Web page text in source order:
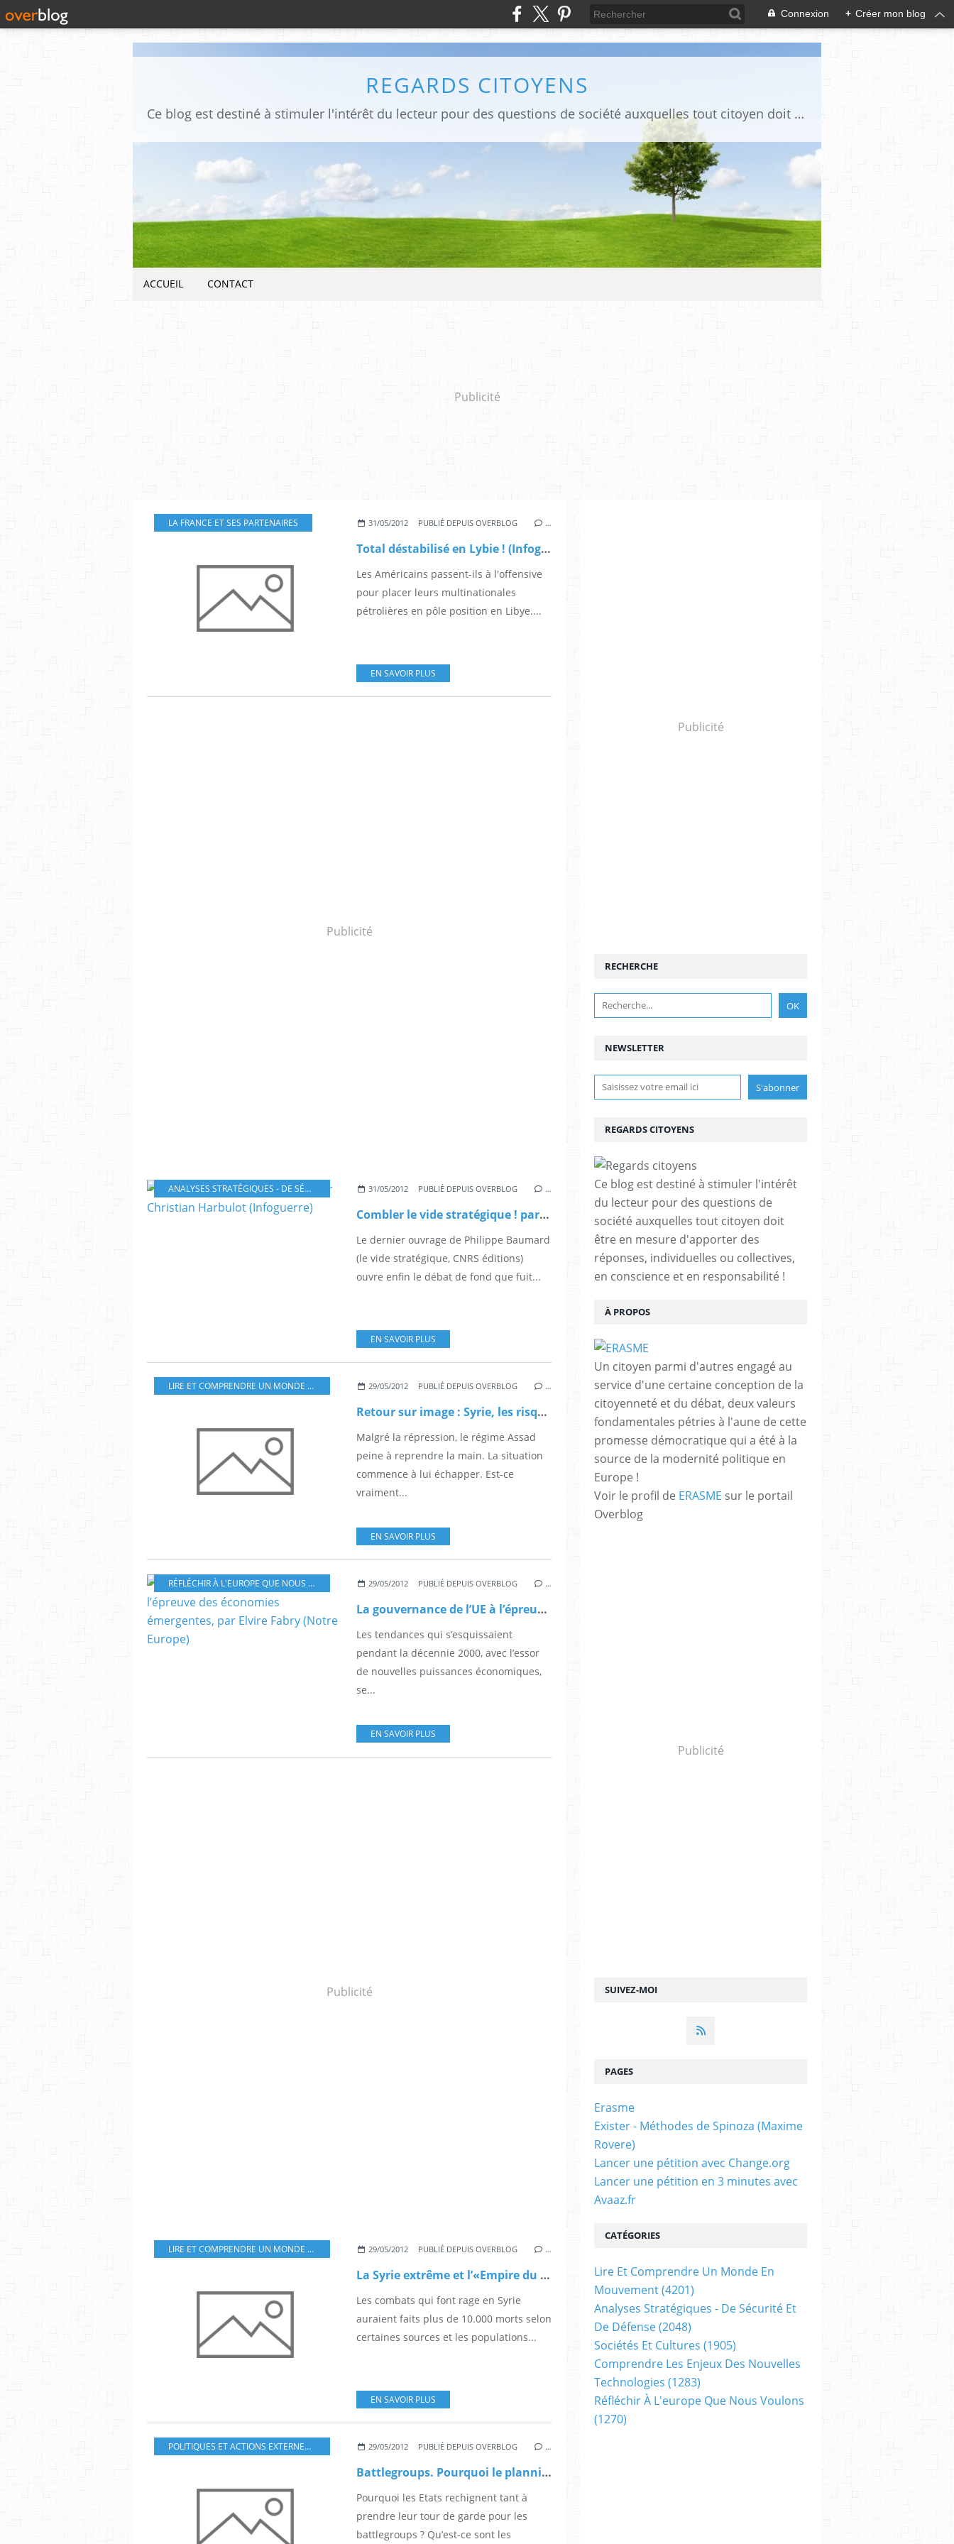
Connexion + Créer mon blog
REGARDS CITOYENS
Ce blog est destiné à stimuler l'intérêt du lecteur pour des questions de société auxquelles tout citoyen doit être en mesure d'apporter des réponses, individuelles ou collectives, en conscience et en responsabilité !
ACCUEIL CONTACT
Publicité
LA FRANCE ET SES PARTENAIRES 31/05/2012 PUBLIÉ DEPUIS OVERBLOG …
Total déstabilisé en Lybie ! (Infoguerre)
Les Américains passent-ils à l'offensive
pour placer leurs multinationales
pétrolières en pôle position en Libye....
EN SAVOIR PLUS
Publicité
ANALYSES STRATÉGIQUES - DE SÉCURITÉ ET DE DÉFENSE 31/05/2012 PUBLIÉ DEPUIS OVERBLOG …
Combler le vide stratégique ! par Christian Harbulot (Infoguerre)
Le dernier ouvrage de Philippe Baumard
(le vide stratégique, CNRS éditions)
ouvre enfin le débat de fond que fuit...
EN SAVOIR PLUS
LIRE ET COMPRENDRE UN MONDE EN MOUVEMENT 29/05/2012 PUBLIÉ DEPUIS OVERBLOG …
Retour sur image : Syrie, les risques de la crise par Frédéric Pons (Valeurs Actuelles)
Malgré la répression, le régime Assad
peine à reprendre la main. La situation
commence à lui échapper. Est-ce
vraiment...
EN SAVOIR PLUS
RÉFLÉCHIR À L'EUROPE QUE NOUS VOULONS 29/05/2012 PUBLIÉ DEPUIS OVERBLOG …
La gouvernance de l’UE à l’épreuve des économies émergentes, par Elvire Fabry (Notre Europe)
Les tendances qui s’esquissaient
pendant la décennie 2000, avec l’essor
de nouvelles puissances économiques,
se...
EN SAVOIR PLUS
Publicité
LIRE ET COMPRENDRE UN MONDE EN MOUVEMENT 29/05/2012 PUBLIÉ DEPUIS OVERBLOG …
La Syrie extrême et l’«Empire du Milieu», par Jérôme Larcher (Grotius International)
Les combats qui font rage en Syrie
auraient faits plus de 10.000 morts selon
certaines sources et les populations...
EN SAVOIR PLUS
POLITIQUES ET ACTIONS EXTERNES DE L'UE 29/05/2012 PUBLIÉ DEPUIS OVERBLOG …
Battlegroups. Pourquoi le planning n’est pas tenu ? La réflexion continue, par Nicolas Gros-Verheyde (Bruxelles2.eu)
Pourquoi les Etats rechignent tant à
prendre leur tour de garde pour les
battlegroups ? Qu’est-ce sont les
Publicité
NEWSLETTER
SUIVEZ-MOI
RECHERCHE
REGARDS CITOYENS
Ce blog est destiné à stimuler l'intérêt
du lecteur pour des questions de
société auxquelles tout citoyen doit
être en mesure d'apporter des
réponses, individuelles ou collectives,
en conscience et en responsabilité !
À PROPOS
Un citoyen parmi d'autres engagé au
service d'une certaine conception de la
citoyenneté et du débat, deux valeurs
fondamentales pétries à l'aune de cette
promesse démocratique qui a été à la
source de la modernité politique en
Europe !
Voir le profil de ERASME sur le portail
Overblog
Publicité
PAGES
Erasme
Exister - Méthodes de Spinoza (Maxime
Rovere)
Lancer une pétition avec Change.org
Lancer une pétition en 3 minutes avec
Avaaz.fr
CATÉGORIES
Lire Et Comprendre Un Monde En
Mouvement(4201)
Analyses Stratégiques - De Sécurité Et
De Défense(2048)
Sociétés Et Cultures (1905)
Comprendre Les Enjeux Des Nouvelles
Technologies (1283)
Réfléchir À L'europe Que Nous Voulons
(1270)